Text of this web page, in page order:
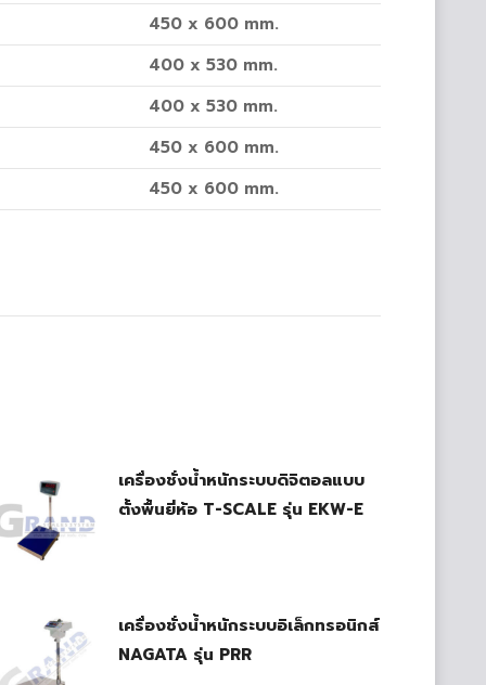
450 x 600 mm.
400 x 530 mm.
400 x 530 mm.
450 x 600 mm.
450 x 600 mm.
เครื่องชั่งน้ำหนักระบบดิจิตอลแบบ
ตั้งพื้นยี่ห้อ T-SCALE รุ่น EKW-E
เครื่องชั่งน้ำหนักระบบอิเล็กทรอนิกส์
NAGATA รุ่น PRR